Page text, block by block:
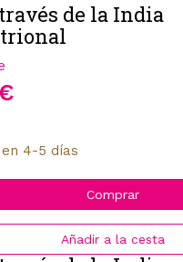
de la India
4-5 días
Comprar
Añadir a la cesta